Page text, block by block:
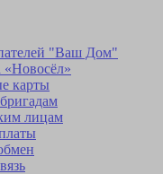
"Ваш Дом"
карты
лицам